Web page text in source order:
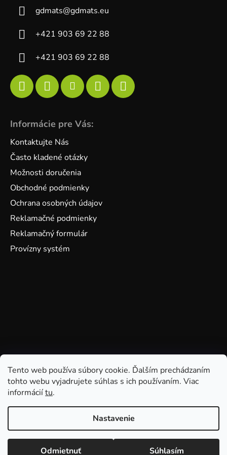
Tento web používa súbory cookie. Ďalším prechádzaním
tohto webu vyjadrujete súhlas s ich používaním. Viac
informáciítu.
Nastavenie
Odmietnuť Súhlasím
gdmats@gdmats.eu
+421 903 69 22 88
+421 903 69 22 88
Informácie pre Vás:
Kontaktujte Nás
Často kladené otázky
Možnosti doručenia
Obchodné podmienky
Ochrana osobných údajov
Reklamačné podmienky
Reklamačný formulár
Provízny systém